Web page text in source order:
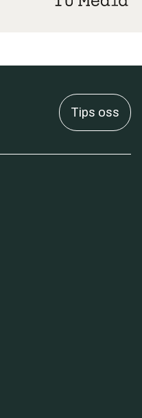
Tips oss